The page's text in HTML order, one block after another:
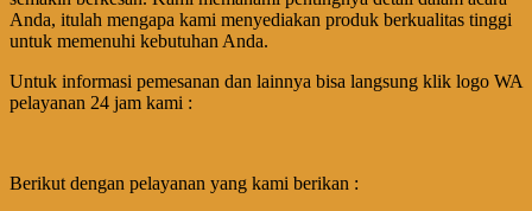
Anda, itulah mengapa kami menyediakan produk berkualitas tinggi
untuk memenuhi kebutuhan Anda.
Untuk informasi pemesanan dan lainnya bisa langsung klik logo WA
pelayanan 24 jam kami :
Berikut dengan pelayanan yang kami berikan :